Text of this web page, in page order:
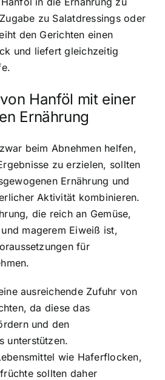
zu Salatdressings oder
den Gerichten einen
und liefert gleichzeitig
Hanföl mit einer
Ernährung
beim Abnehmen helfen,
zu erzielen, sollten
Ernährung und
Aktivität kombinieren.
die reich an Gemüse,
magerem Eiweiß ist,
für
ausreichende Zufuhr von
da diese das
und den
unterstützen.
wie Haferflocken,
sollten daher